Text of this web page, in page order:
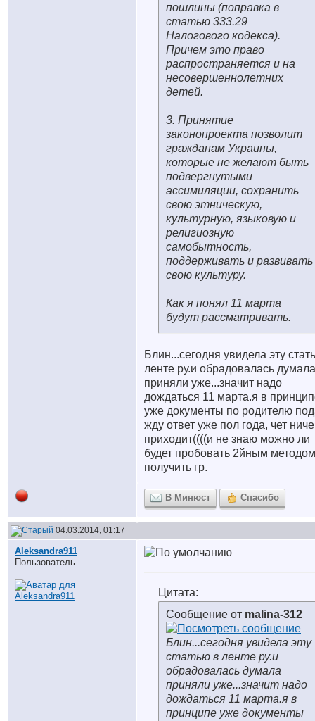
пошлины (поправка в
статью 333.29
Налогового кодекса).
Причем это право
распространяется и на
несовершеннолетних
детей.
3. Принятие
законопроекта позволит
гражданам Украины,
которые не желают быть
подвергнутыми
ассимиляции, сохранить
свою этническую,
культурную, языковую и
религиозную
самобытность,
поддерживать и развивать
свою культуру.
Как я понял 11 марта
будут рассматривать.
Блин...сегодня увидела эту
ленте ру.и обрадовалась думала
приняли уже...значит надо
дождаться 11 марта.я в
уже документы по родителю
жду ответ уже пол года, чет
приходит((((и не знаю можно ли
будет пробовать 2йным методом
получить гр.
В Минюст Спасибо
04.03.2014, 01:17
Aleksandra911
Пользователь
Цитата:
Сообщение от malina-312
Блин...сегодня увидела эту
статью в ленте ру.и
обрадовалась думала
приняли уже...значит надо
дождаться 11 марта.я в
принципе уже документы